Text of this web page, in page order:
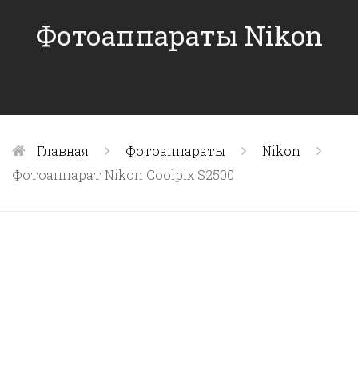
Фотоаппараты Nikon
Главная Фотоаппараты
Nikon
Фотоаппарат Nikon Coolpix S2500